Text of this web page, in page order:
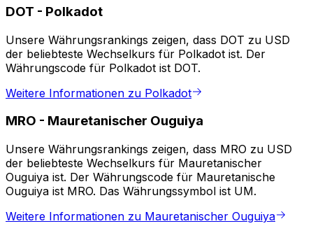
DOT - Polkadot
Unsere Währungsrankings zeigen, dass DOT zu USD
der beliebteste Wechselkurs für Polkadot ist. Der
Währungscode für Polkadot ist DOT.
Weitere Informationen zu Polkadot
MRO - Mauretanischer Ouguiya
Unsere Währungsrankings zeigen, dass MRO zu USD
der beliebteste Wechselkurs für Mauretanischer
Ouguiya ist. Der Währungscode für Mauretanische
Ouguiya ist MRO. Das Währungssymbol ist UM.
Weitere Informationen zu Mauretanischer Ouguiya